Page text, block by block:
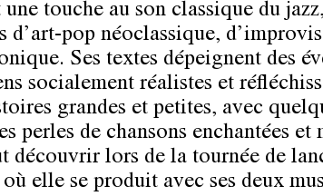
touche au son classique du
d’art-pop néoclassique,
Ses textes dépeignent des
socialement réalistes et
grandes et petites, avec
perles de chansons enchantées et
découvrir lors de la tournée de
elle se produit avec ses deux